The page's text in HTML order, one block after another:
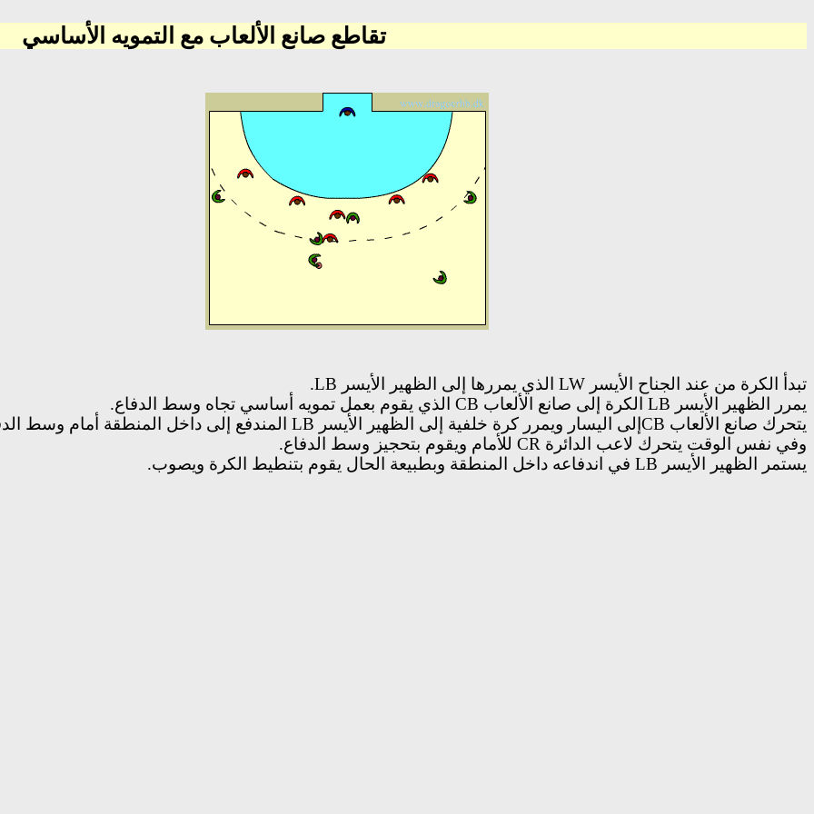
تقاطع صانع الألعاب مع التمويه الأساسي
تبدأ الكرة من عند الجناح الأيسر LW الذي يمررها إلى الظهير الأيسر LB
.
يمرر
الظهير الأيسر LB الكرة إلى صانع الألعاب CB الذي يقوم بعمل تمويه أساسي تجاه وسط الدفاع.
يتحرك صانع الألعاب CB إلى اليسار ويمرر كرة خلفية إلى الظهير الأيسر LB المندفع إلى داخل المنطقة أمام وسط
وفي نفس الوقت يتحرك لاعب الدائرة CR للأمام ويقوم بتحجيز وسط الدفاع.
يستمر
الظهير الأيسر LB في اندفاعه داخل المنطقة وبطبيعة الحال يقوم بتنطيط الكرة ويصوب.